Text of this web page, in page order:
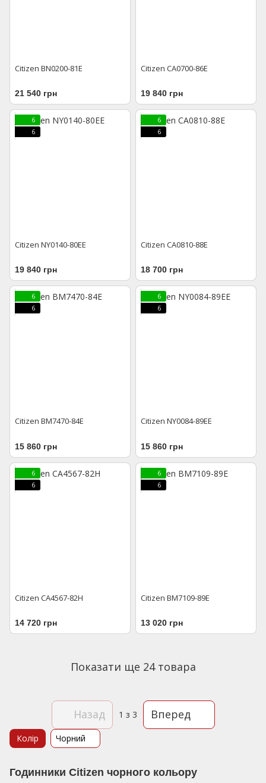
Citizen BN0200-81E
21 540 грн
Citizen CA0700-86E
19 840 грн
6
6
Citizen NY0140-80EE
19 840 грн
6
6
Citizen CA0810-88E
18 700 грн
6
6
Citizen BM7470-84E
15 860 грн
6
6
Citizen NY0084-89EE
15 860 грн
6
6
Citizen CA4567-82H
14 720 грн
6
6
Citizen BM7109-89E
13 020 грн
Показати ще 24 товара
Назад 1 з 3 Вперед
Годинники Citizen чорного кольору
Колір Чорний